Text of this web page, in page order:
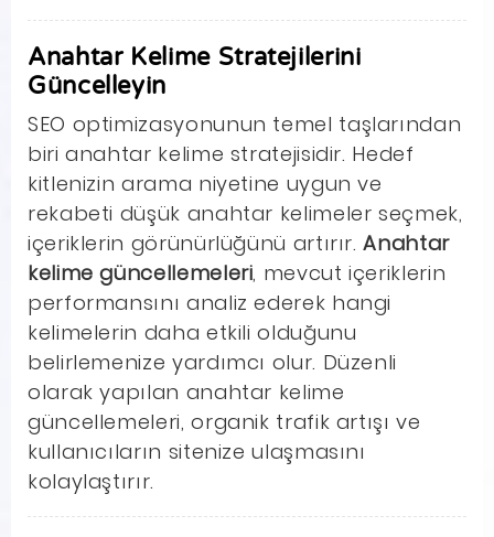
Anahtar Kelime Stratejilerini
Güncelleyin
SEO optimizasyonunun temel taşlarından
biri anahtar kelime stratejisidir. Hedef
kitlenizin arama niyetine uygun ve
rekabeti düşük anahtar kelimeler seçmek,
içeriklerin görünürlüğünü artırır.Anahtar
kelime güncellemeleri, mevcut içeriklerin
performansını analiz ederek hangi
kelimelerin daha etkili olduğunu
belirlemenize yardımcı olur. Düzenli
olarak yapılan anahtar kelime
güncellemeleri, organik trafik artışı ve
kullanıcıların sitenize ulaşmasını
kolaylaştırır.